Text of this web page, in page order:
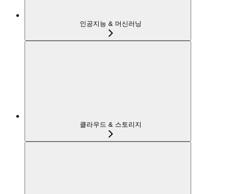
인공지능 & 머신러닝
클라우드 & 스토리지